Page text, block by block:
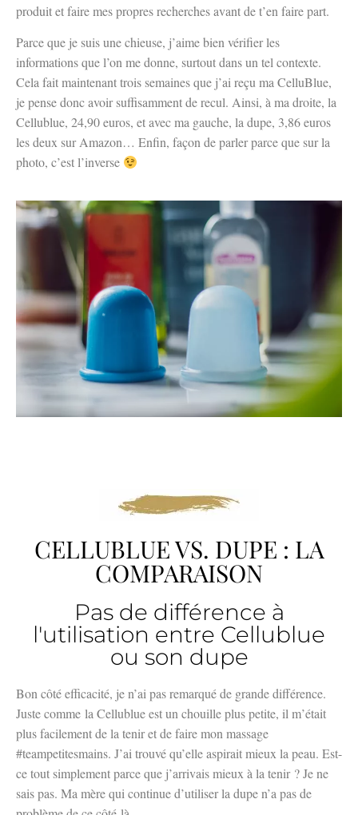
produit et faire mes propres recherches avant de t’en faire part.
Parce que je suis une chieuse, j’aime bien vérifier les
informations que l’on me donne, surtout dans un tel contexte.
Cela fait maintenant trois semaines que j’ai reçu ma CelluBlue,
je pense donc avoir suffisamment de recul. Ainsi, à ma droite, la
Cellublue, 24,90 euros, et avec ma gauche, la dupe, 3,86 euros
les deux sur Amazon… Enfin, façon de parler parce que sur la
photo, c’est l’inverse
CELLUBLUE VS. DUPE : LA
COMPARAISON
Pas de différence à
l'utilisation entre Cellublue
ou son dupe
Bon côté efficacité, je n’ai pas remarqué de grande différence.
Juste comme la Cellublue est un chouille plus petite, il m’était
plus facilement de la tenir et de faire mon massage
#teampetitesmains. J’ai trouvé qu’elle aspirait mieux la peau. Est-
ce tout simplement parce que j’arrivais mieux à la tenir ? Je ne
sais pas. Ma mère qui continue d’utiliser la dupe n’a pas de